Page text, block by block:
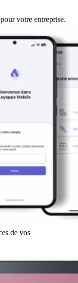
votre entreprise.
de vos